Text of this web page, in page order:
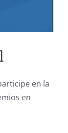
en la
en